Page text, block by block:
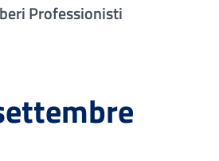
Professionisti